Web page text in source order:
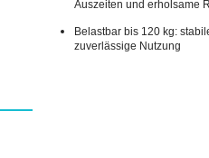
Auszeiten und erholsame
Belastbar bis 120 kg:
zuverlässige Nutzung